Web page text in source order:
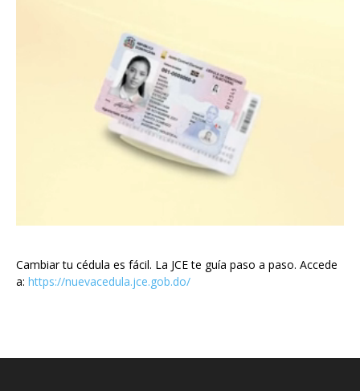
Cambiar tu cédula es fácil. La JCE te guía paso a paso. Accede
a: https://nuevacedula.jce.gob.do/